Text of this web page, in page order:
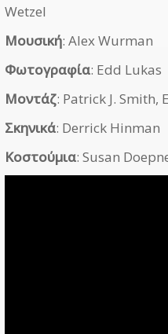
Wetzel
Μουσική: Alex Wurman
Φωτογραφία: Edd Lukas
Μοντάζ: Patrick J. Smith,
Σκηνικά: Derrick Hinman
Κοστούμια: Susan